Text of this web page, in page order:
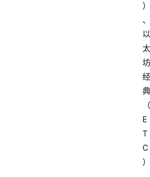
）
、
以
太
坊
经
典
（
E
T
C
）